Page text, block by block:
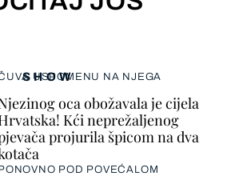
SHOW
USPOMENU NA NJEGA
oca obožavala je cijela
Kći neprežaljenog
projurila špicom na dva
PONOVNO POD POVEĆALOM